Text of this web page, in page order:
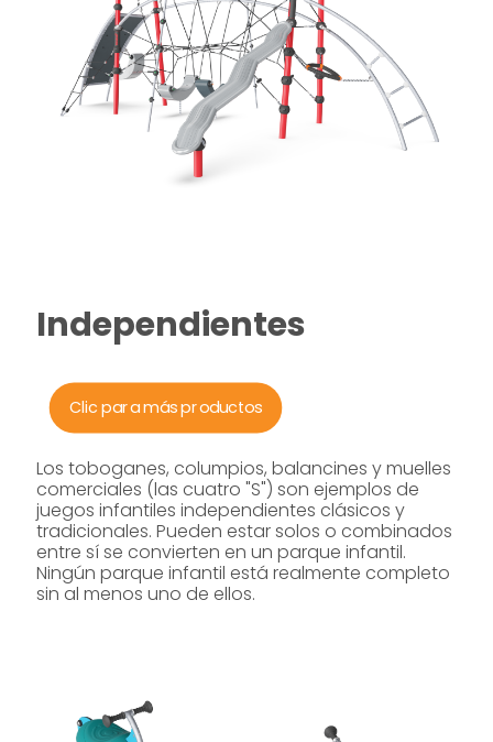
Independientes
Clic para más productos
Los toboganes, columpios, balancines y muelles
comerciales (las cuatro "S") son ejemplos de
juegos infantiles independientes clásicos y
tradicionales. Pueden estar solos o combinados
entre sí se convierten en un parque infantil.
Ningún parque infantil está realmente completo
sin al menos uno de ellos.